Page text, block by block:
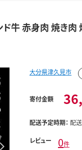
牛 赤身肉 焼き
大分県津久見市
寄付金額
配送予定時期： 配
レビュー 0件